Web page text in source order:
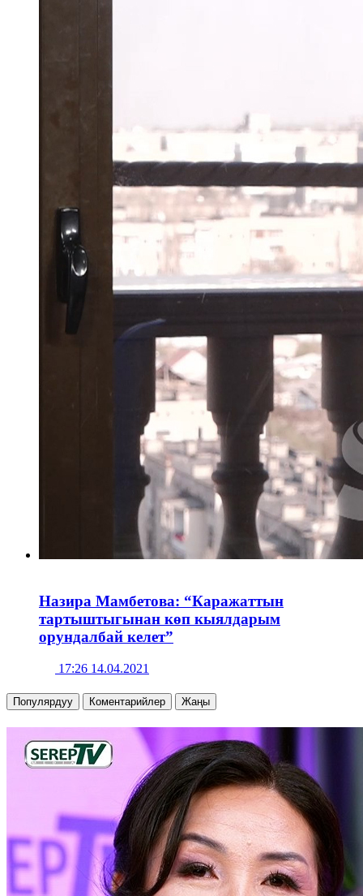
Назира Мамбетова: “Каражаттын
тартыштыгынан көп кыялдарым
орундалбай келет”
17:26 14.04.2021
Популярдуу Коментарийлер Жаңы